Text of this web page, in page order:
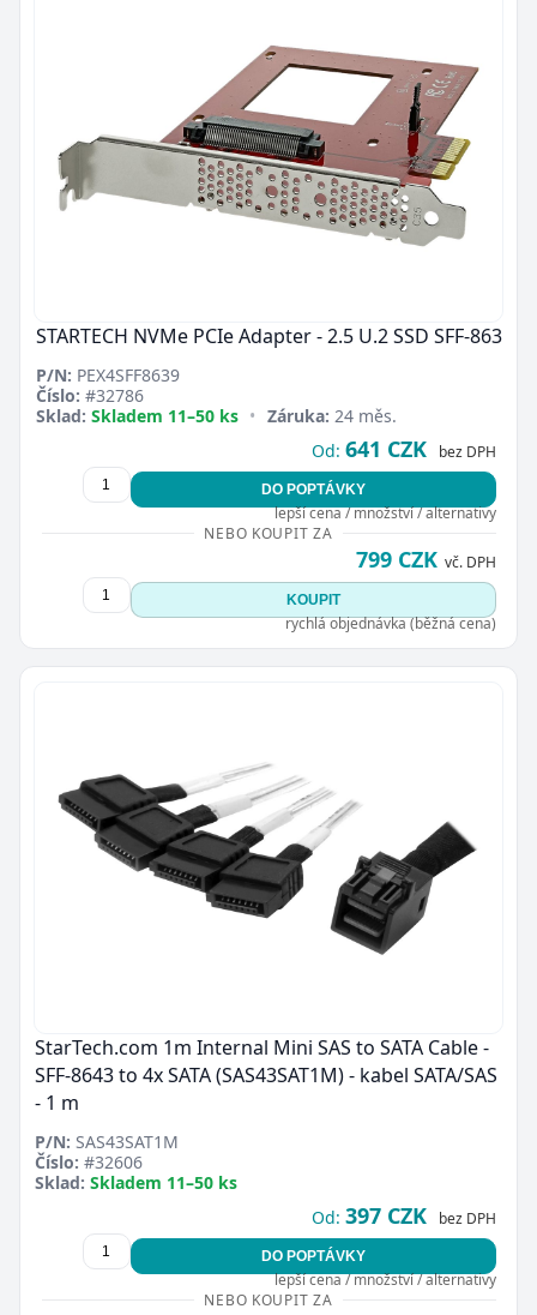
STARTECH NVMe PCIe Adapter - 2.5 U.2 SSD SFF-863
P/N: PEX4SFF8639
Číslo: #32786
Sklad: Skladem 11–50 ks • Záruka: 24 měs.
Od: 641 CZK bez DPH
DO POPTÁVKY
lepší cena / množství / alternativy
NEBO KOUPIT ZA
799 CZK vč. DPH
KOUPIT
rychlá objednávka (běžná cena)
StarTech.com 1m Internal Mini SAS to SATA Cable -
SFF-8643 to 4x SATA (SAS43SAT1M) - kabel SATA/SAS
- 1 m
P/N: SAS43SAT1M
Číslo: #32606
Sklad: Skladem 11–50 ks
Od: 397 CZK bez DPH
DO POPTÁVKY
lepší cena / množství / alternativy
NEBO KOUPIT ZA